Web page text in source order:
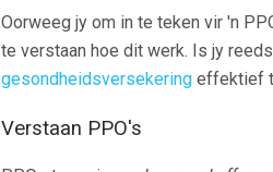
Oorweeg jy om in te teken vir 'n
te verstaan ​​hoe dit werk. Is jy
gesondheidsversekering effektief
Verstaan ​​PPO's